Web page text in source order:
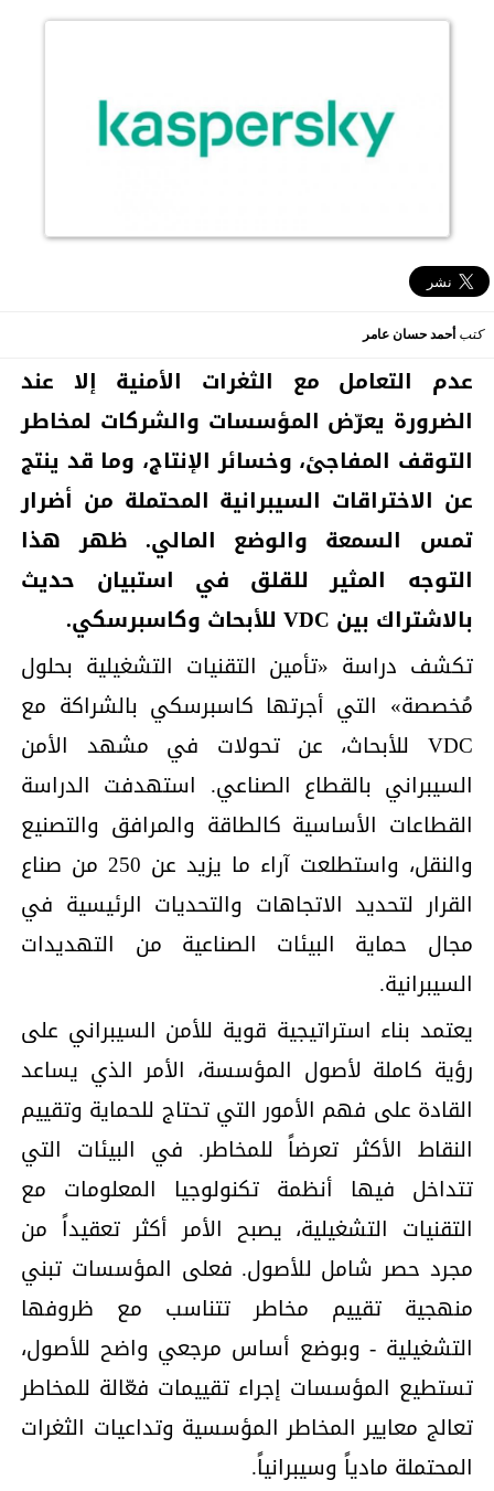
كتبأحمد حسان عامر
عدم التعامل مع الثغرات الأمنية إلا عند
الضرورة يعرّض المؤسسات والشركات لمخاطر
التوقف المفاجئ، وخسائر الإنتاج، وما قد ينتج
عن الاختراقات السيبرانية المحتملة من أضرار
تمس السمعة والوضع المالي. ظهر هذا
التوجه المثير للقلق في استبيان حديث
بالاشتراك بين VDCللأبحاث وكاسبرسكي.
تكشف دراسة «تأمين التقنيات التشغيلية بحلول
مُخصصة» التي أجرتها كاسبرسكي بالشراكة مع
VDC للأبحاث، عن تحولات في مشهد الأمن
السيبراني بالقطاع الصناعي. استهدفت الدراسة
القطاعات الأساسية كالطاقة والمرافق والتصنيع
والنقل، واستطلعت آراء ما يزيد عن 250 من صناع
القرار لتحديد الاتجاهات والتحديات الرئيسية في
مجال حماية البيئات الصناعية من التهديدات
السيبرانية.
يعتمد بناء استراتيجية قوية للأمن السيبراني على
رؤية كاملة لأصول المؤسسة، الأمر الذي يساعد
القادة على فهم الأمور التي تحتاج للحماية وتقييم
النقاط الأكثر تعرضاً للمخاطر. في البيئات التي
تتداخل فيها أنظمة تكنولوجيا المعلومات مع
التقنيات التشغيلية، يصبح الأمر أكثر تعقيداً من
مجرد حصر شامل للأصول. فعلى المؤسسات تبني
منهجية تقييم مخاطر تتناسب مع ظروفها
التشغيلية - وبوضع أساس مرجعي واضح للأصول،
تستطيع المؤسسات إجراء تقييمات فعّالة للمخاطر
تعالج معايير المخاطر المؤسسية وتداعيات الثغرات
المحتملة مادياً وسيبرانياً.